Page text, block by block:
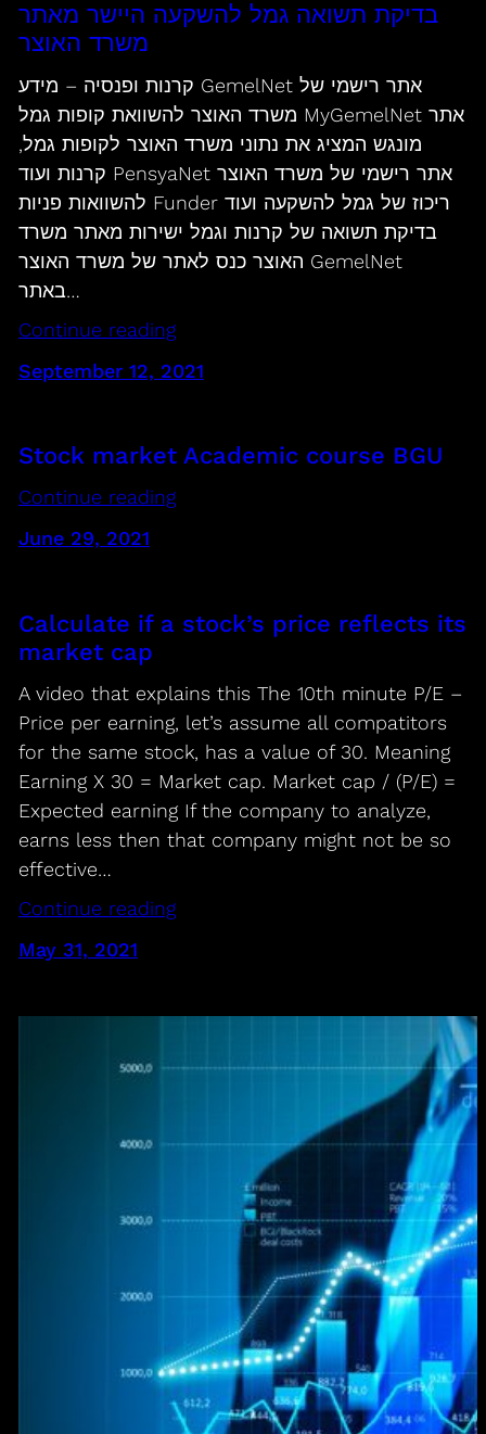
בדיקת תשואה גמל להשקעה היישר מאתר
משרד האוצר
קרנות ופנסיה – מידע GemelNet אתר רישמי של
משרד האוצר להשוואת קופות גמל MyGemelNet אתר
מונגש המציג את נתוני משרד האוצר לקופות גמל,
קרנות ועוד PensyaNet אתר רישמי של משרד האוצר
להשוואות פניות Funder ריכוז של גמל להשקעה ועוד
בדיקת תשואה של קרנות וגמל ישירות מאתר משרד
האוצר כנס לאתר של משרד האוצר GemelNet
באתר…
Continue reading
September 12, 2021
Stock market Academic course BGU
Continue reading
June 29, 2021
Calculate if a stock’s price reflects its
market cap
A video that explains this The 10th minute P/E –
Price per earning, let’s assume all compatitors
for the same stock, has a value of 30. Meaning
Earning X 30 = Market cap. Market cap / (P/E) =
Expected earning If the company to analyze,
earns less then that company might not be so
effective…
Continue reading
May 31, 2021